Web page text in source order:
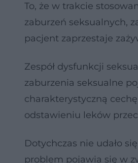
To, że w trakcie
zaburzeń seksualnych,
pacjent zaprzestaje
Zespół dysfunkcji
zaburzenia seksualne
charakterystyczną
odstawieniu leków
Dotychczas nie udało
problem pojawia się w